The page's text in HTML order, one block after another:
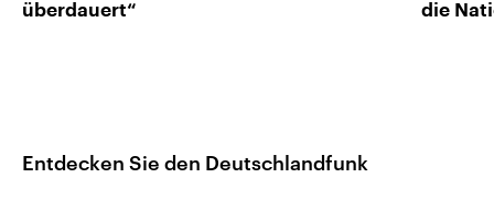
überdauert“
die
Entdecken Sie den Deutschlandfunk